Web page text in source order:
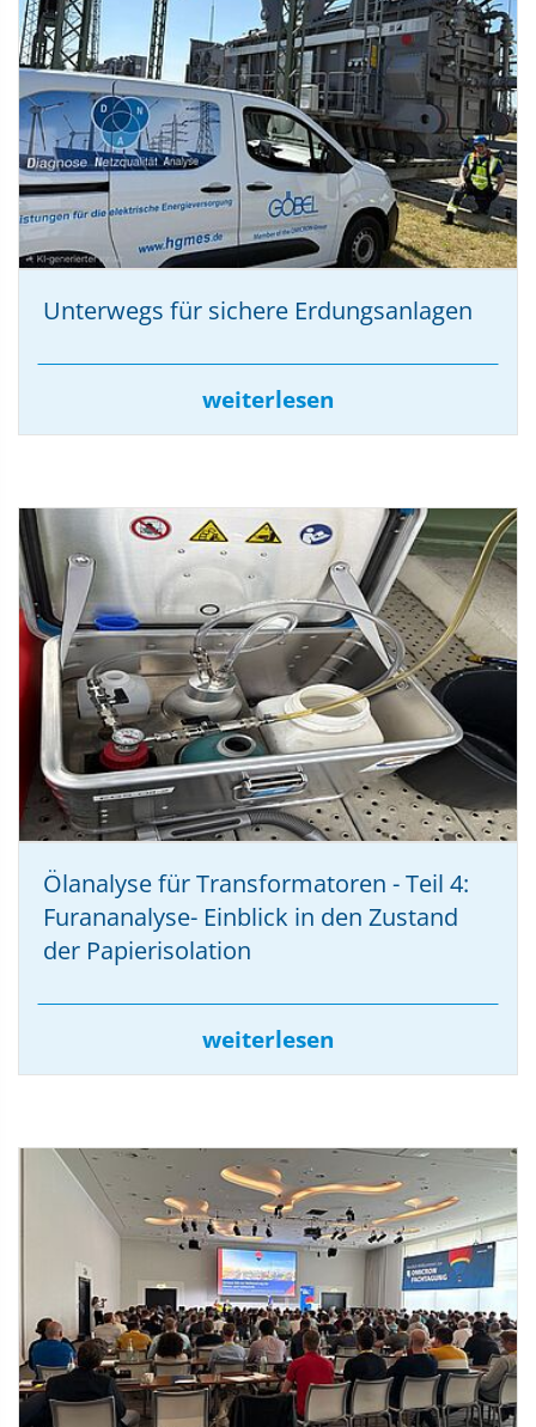
Unterwegs für sichere Erdungsanlagen
weiterlesen
Ölanalyse für Transformatoren - Teil 4:
Furananalyse- Einblick in den Zustand
der Papierisolation
weiterlesen